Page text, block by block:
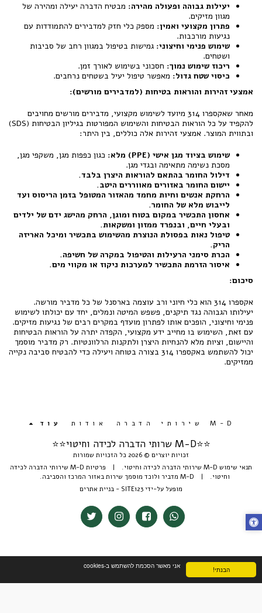
הבנתי! אני מאשר הסכמת להשתמש ב-cookies
יעילות גבוהה ופעולה מהירה: מבטיח הדברה יעילה ומהירה של
מגוון מזיקים.
פתרון מקצועי ואמין: מספק כלי חזק למדבירים להתמודדות עם
נגיעות מורכבות.
שימוש פנימי וחיצוני: גמישות בטיפול במגוון רחב של סביבות
ושטחים.
ריכוז שימוש נמוך: חסכוני בשימוש לאורך זמן.
כיסוי שטח גדול: מאפשר טיפול יעיל בשטחים נרחבים.
אמצעי זהירות והוראות בטיחות (למדבירים מורשים):
מאחר שאקספרו 314 מיועד לשימוש מקצועי, מדבירים מורשים מחויבים
להקפיד על כל הוראות הבטיחות והשימוש המפורטות בגיליון הבטיחות (SDS)
ובתווית המוצר. אמצעי זהירות אלה כוללים, בין היתר:
שימוש בציוד מגן אישי (PPE) מלא:
כגון כפפות מגן, משקפי מגן,
מסכת נשימה מתאימה ובגדי מגן.
דילול החומר בהתאם להוראות היצרן בלבד.
יישום החומר באזורים מאווררים היטב.
הרחקת אנשים וחיות מחמד מהאזור המטופל בזמן הריסוס ועד
לייבוש מלא של החומר.
אחסון התכשיר במקום בטוח ומוגן, הרחק מהישג ידם של ילדים
ובעלי חיים, ובנפרד ממזון ומשקאות.
טיפול נאות בפסולת הנוצרת מהשימוש בתכשיר ומיכל האריזה
הריק.
הכרת סימני הרעילות והטיפול במקרה של חשיפה.
איסור הזרמת התכשיר למערכות ניקוז או מקווי מים.
סיכום:
אקספרו 314 הוא כלי חיוני ורב עוצמה בארסנל של כל מדביר מורשה.
יעילותו הגבוהה נגד תיקנים, פשפש המיטה ונמלים, יחד עם יכולתו לשימוש
פנימי וחיצוני, הופכים אותו לפתרון מועדף במקרים רבים של נגיעות מזיקים.
עם זאת, השימוש בו מחייב ידע מקצועי, הקפדה יתרה על הוראות הבטיחות
והיישום, וציות מלא להנחיות היצרן ולתקנות הרלוונטיות. רק מדביר מוסמך
יכול להשתמש באקספרו 314 בצורה בטוחה ויעילה כדי להבטיח סביבה נקייה
ממזיקים.
⭐️⭐️M-D שרותי הדברה לכידה וחיטוי⭐⭐
זכויות יוצרים © 2026 כל הזכויות שמורות
תנאי שימוש M-D שירותי הדברה לכידה וחיטוי.
|
פרטיות M-D שירותי הדברה לכידה
וחיטוי. | M-D מדביר ולוכד מוסמך שירות באזור המרכז והסביבה.
מופעל על-ידי SITE123
- בניית אתרים
M-D שירותי הדברה אודות עוד